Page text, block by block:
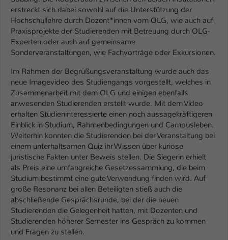
erstreckt sich dabei sowohl auf die Unterstützung der
Hochschullehre durch Dozent*innen vom OLG, wie auch auf
Praxisprojekte der Studierenden mit Betreuung durch OLG-
Experten oder auch auf gemeinsame
Sonderveranstaltungen, wie Fachvorträge oder Exkursionen.
Im Rahmen der Begrüßungsveranstaltung wurde auch das
neue Imagevideo des Studiengangs vorgestellt, welches in
Zusammenarbeit mit dem OLG und einigen ebenfalls
anwesenden Studierenden erstellt wurde. Mit dem Video
erhalten Studieninteressierte einen noch aussagekräftigeren
Einblick in Studium, Rahmenbedingungen und Campusleben.
Weiterhin konnten die Studierenden bei der Veranstaltung bei
einem unterhaltsamen Quiz ihr Wissen über kuriose
juristische Fakten unter Beweis stellen. Die Siegerin erhielt
als Preis eine umfangreiche Gesetzessammlung, die beim
Studium bestimmt eine gute Verwendung finden wird. Auf
große Resonanz bei allen Beteiligten stieß auch die
abschließende Gesprächsrunde, bei der die neuen
Studierenden die Gelegenheit hatten, mit Dozenten und
Studierenden höherer Semester ins Gespräch zu kommen
und Fragen zu stellen.
Zweck
Einstellungen. Unter anderem eine zufällig
generierte ID, für die historische
Speicherung Ihrer vorgenommen
Einstellungen, falls der Webseiten-
Betreiber dies eingestellt hat.
Name fe_typo_user / PHPSESSID
Anbieter TYPO3
Laufzeit 1 Woche
Zweck
Dieses Cookie ist ein Standard-Session-
Cookie von TYPO3. Es speichert im Fall
eines Intranet-Logins die Session-ID. So
kann der eingeloggte Benutzer
wiedererkannt werden und es wird ihm
Zugang zu geschützten Bereichen
gewährt.